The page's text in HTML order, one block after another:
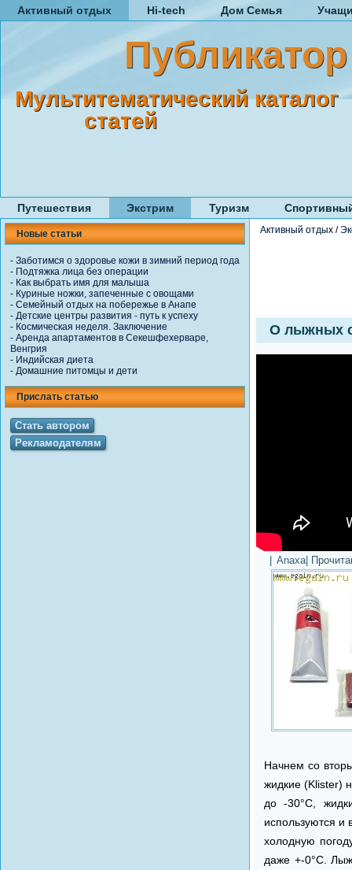
Активный отдых Hi-tech Дом Семья
Публикатор
Мультитематический каталог
статей
Путешествия Экстрим Туризм
Новые статьи
- Заботимся о здоровье кожи в зимний период года
- Подтяжка лица без операции
- Как выбрать имя для малыша
- Куриные ножки, запеченные с овощами
- Семейный отдых на побережье в Анапе
- Детские центры развития - путь к успеху
- Космическая неделя. Заключение
- Аренда апартаментов в Секешфехерваре,
Венгрия
- Индийская диета
- Домашние питомцы и дети
Прислать статью
Стать автором
Рекламодателям
Активный отдых /
О лыжных
Anaxa|
Начнем со
жидкие (Klister)
до -30°C,
используются и
холодную
даже +-0°C.